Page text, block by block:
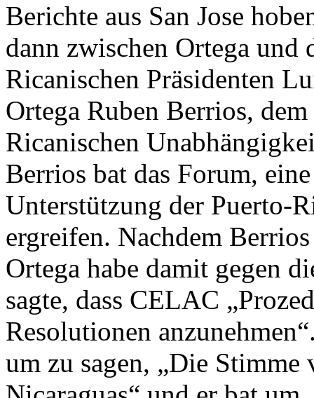
Berichte aus San Jose
dann zwischen Ortega und
Ricanischen Präsidenten
Ortega Ruben Berrios,
Ricanischen
Berrios bat das Forum,
Unterstützung der Puerto-
ergreifen. Nachdem
Ortega habe damit gegen
sagte, dass CELAC
Resolutionen
um zu sagen, „Die